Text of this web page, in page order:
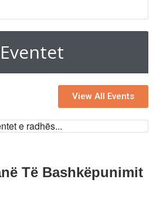
Eventet
View All Events
e radhës...
Të Bashkëpunimit